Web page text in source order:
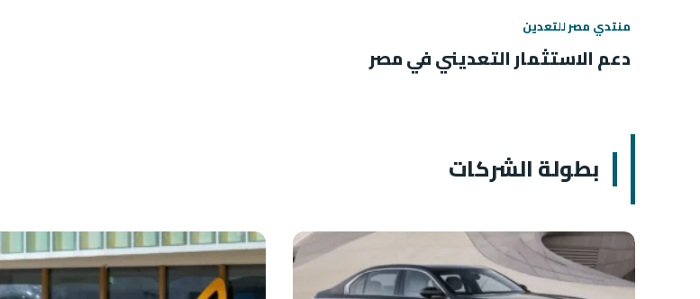
منتدي مصر للتعدين
دعم الاستثمار التعديني في مصر
بطولة الشركات